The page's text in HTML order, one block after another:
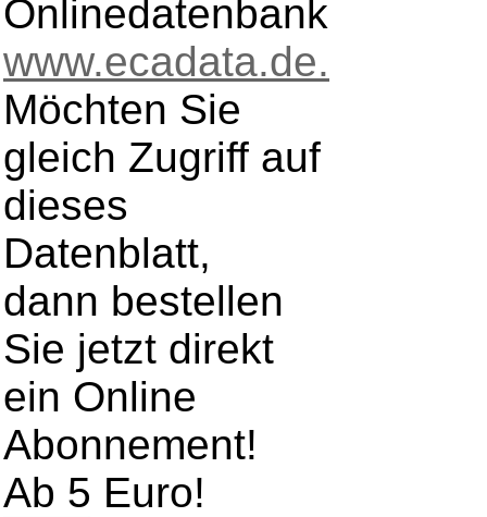
Onlinedatenbank
www.ecadata.de.
Möchten Sie
gleich Zugriff auf
dieses
Datenblatt,
dann bestellen
Sie jetzt direkt
ein Online
Abonnement!
Ab 5 Euro!